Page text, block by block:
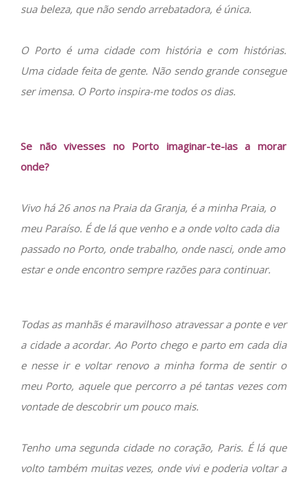
sua beleza, que não sendo arrebatadora, é única.
O Porto é uma cidade com história e com histórias.
Uma cidade feita de gente. Não sendo grande consegue
ser imensa. O Porto inspira-me todos os dias.
Se não vivesses no Porto imaginar-te-ias a morar
onde?
Vivo há 26 anos na Praia da Granja, é a minha Praia, o
meu Paraíso. É de lá que venho e a onde volto cada dia
passado no Porto, onde trabalho, onde nasci, onde amo
estar e onde encontro sempre razões para continuar.
Todas as manhãs é maravilhoso atravessar a ponte e ver
a cidade a acordar. Ao Porto chego e parto em cada dia
e nesse ir e voltar renovo a minha forma de sentir o
meu Porto, aquele que percorro a pé tantas vezes com
vontade de descobrir um pouco mais.
Tenho uma segunda cidade no coração, Paris. É lá que
volto também muitas vezes, onde vivi e poderia voltar a